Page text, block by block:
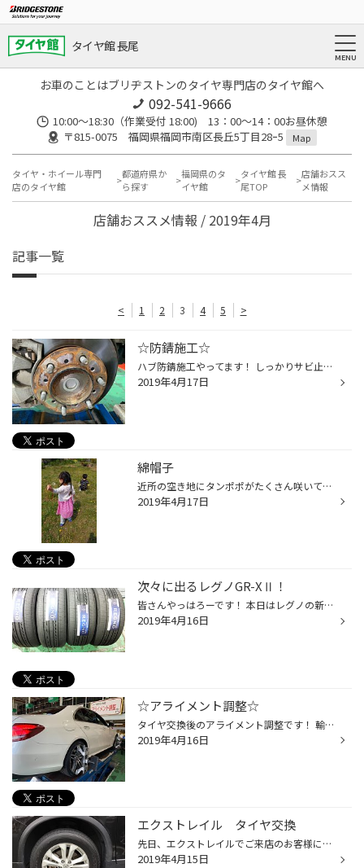
タイヤ館 長尾
お車のことはブリヂストンのタイヤ専門店のタイヤ館へ
092-541-9666
10:00～18:30（作業受付 18:00) 13：00～14：00お昼休憩
〒815-0075 福岡県福岡市南区長丘5丁目28ｰ5
Map
タイヤ・ホイール専門
店のタイヤ館
都道府県か
ら探す
福岡県のタ
イヤ館
タイヤ館 長
尾TOP
店舗おスス
メ情報
店舗おススメ情報 / 2019年4月
記事一覧
< 1 2 3 4 5 >
☆防錆施工☆
ハブ防錆施工やってます！ しっかりサビ止めしとかないとですね♪
2019年4月17日
綿帽子
近所の空き地にタンポポがたくさん咲いていました。 黄色い花に、ふわふわの綿帽子。 息子も娘も楽しそうに探していました。 私も、子供の頃に綿帽子を見つけて思いっきりフーッと飛ばすのが大好きだったことを 子供と遊びながら思い出していました。 いくよ！と息をはいて綿帽子が飛んでいくだけで...
2019年4月17日
次々に出るレグノGR-XⅡ！
皆さんやっはろーです！ 本日はレグノの新商品GR-XⅡがまたしてもご購入して頂きました！ 新しくなってからさらに人気度が増したように感じます！ 在庫も次々に仕入れていきますので興味のある方は是非一度ご来店ください！ お見積りだけでも大歓迎です！
2019年4月16日
☆アライメント調整☆
タイヤ交換後のアライメント調整です！ 輸入車のアライメント調整のことなら福岡市南区のタイヤ感長尾におまかせください！
2019年4月16日
エクストレイル タイヤ交換
先日、エクストレイルでご来店のお客様にタイヤ交換を実施させていただきました。 選んでいただいたタイヤは、【 デューラーＨ／Ｌ８５０ 】！ 乗り心地、静粛性を重視したＳＵＶ専用タイヤです。 ＳＵＶのタイヤ交換も、福岡市南区長丘にある《 タイヤ館長尾 》にお任せ下さい。
2019年4月15日